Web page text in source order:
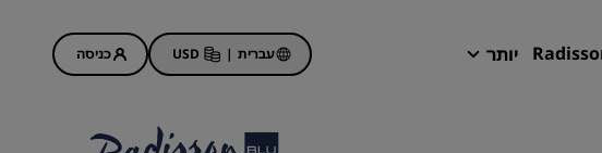
יותר עברית |
USD כניסה